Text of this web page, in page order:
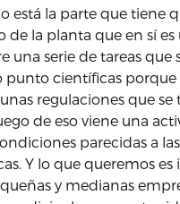
está la parte que tiene
de la planta que en sí
una serie de tareas que
punto científicas porque
regulaciones que se
de eso viene una
parecidas a
Y lo que queremos es
y medianas